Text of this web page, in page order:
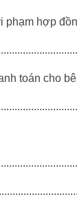
phạm hợp
toán cho